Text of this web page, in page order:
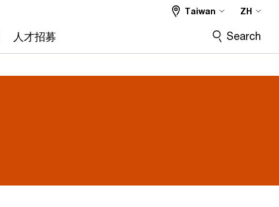
人才招募
Taiwan ZH
Search